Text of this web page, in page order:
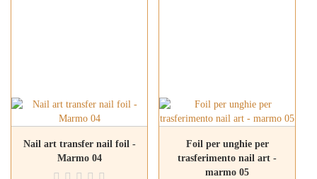
Nail art transfer nail foil -
Marmo 04
Foil per unghie per
trasferimento nail art -
marmo 05